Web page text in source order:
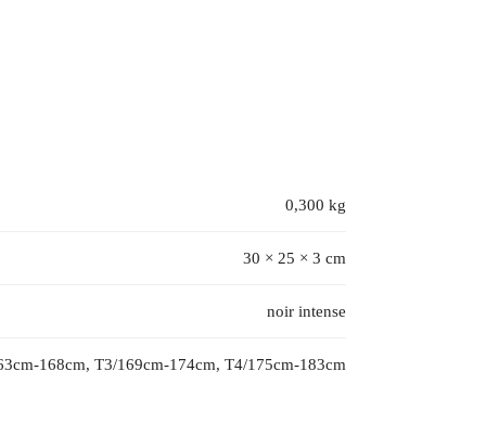
0,300 kg
30 × 25 × 3 cm
noir intense
168cm, T3/169cm-174cm, T4/175cm-183cm